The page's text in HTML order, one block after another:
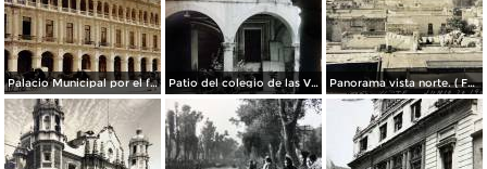
Palacio Municipal por el fotografo Hugo Brehme.. Patio del colegio de las Vizcainas por el fotografo Hugo Brehme. Panorama vista norte. ( Fechada el 20 de Junio de 1905 ).